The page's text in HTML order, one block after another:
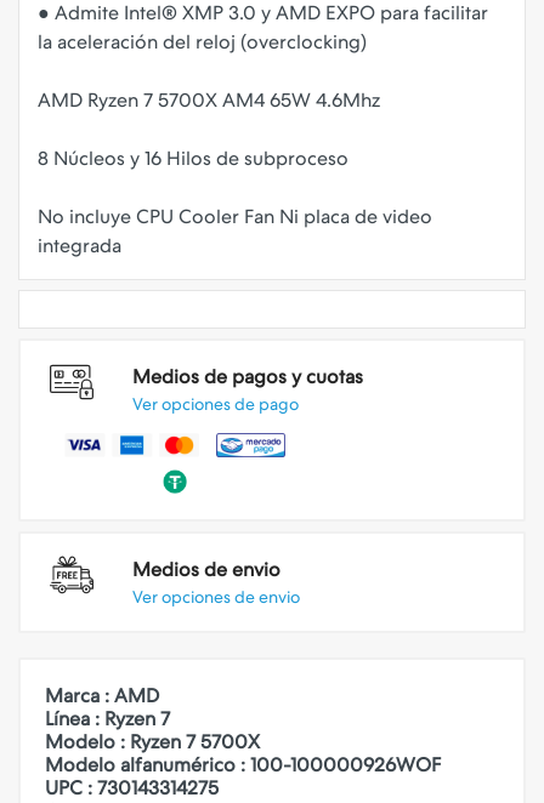
● Admite Intel® XMP 3.0 y AMD EXPO para facilitar
la aceleración del reloj (overclocking)
AMD Ryzen 7 5700X AM4 65W 4.6Mhz
8 Núcleos y 16 Hilos de subproceso
No incluye CPU Cooler Fan Ni placa de video
Medios de pagos y cuotas
Ver opciones de pago
Medios de envio
Ver opciones de envio
Marca : AMD
Línea : Ryzen 7
Modelo : Ryzen 7 5700X
Modelo alfanumérico : 100-100000926WOF
UPC : 730143314275